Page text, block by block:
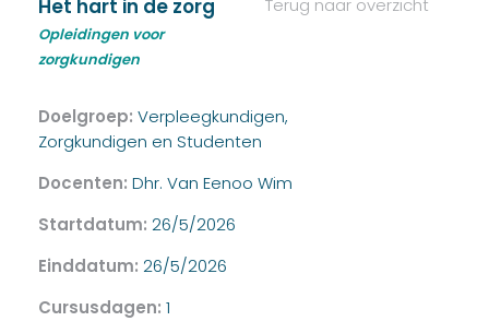
Het hart in de zorg
Opleidingen voor
zorgkundigen
Doelgroep: Verpleegkundigen,
Zorgkundigen en Studenten
Docenten: Dhr. Van Eenoo Wim
Startdatum: 26/5/2026
Einddatum: 26/5/2026
Cursusdagen: 1